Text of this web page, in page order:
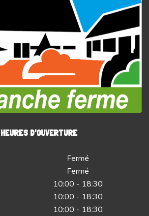
HEURES D'OUVERTURE
Fermé
Fermé
10:00 - 18:30
10:00 - 18:30
10:00 - 18:30